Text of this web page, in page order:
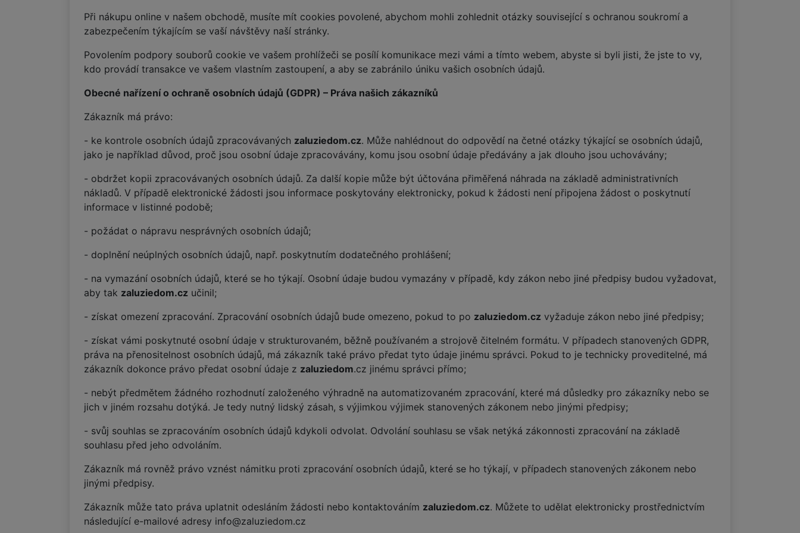
Při nákupu online v našem obchodě, musíte mít cookies povolené, abychom mohli zohlednit otázky související s ochranou soukromí a
zabezpečením týkajícím se vaší návštěvy naší stránky.
Povolením podpory souborů cookie ve vašem prohlížeči se posílí komunikace mezi vámi a tímto webem, abyste si byli jisti, že jste to vy,
kdo provádí transakce ve vašem vlastním zastoupení, a aby se zabránilo úniku vašich osobních údajů.
Obecné nařízení o ochraně osobních údajů (GDPR) – Práva našich zákazníků
Zákazník má právo:
- ke kontrole osobních údajů zpracovávaných zaluziedom.cz. Může nahlédnout do odpovědí na četné otázky týkající se osobních údajů,
jako je například důvod, proč jsou osobní údaje zpracovávány, komu jsou osobní údaje předávány a jak dlouho jsou uchovávány;
- obdržet kopii zpracovávaných osobních údajů. Za další kopie může být účtována přiměřená náhrada na základě administrativních
nákladů. V případě elektronické žádosti jsou informace poskytovány elektronicky, pokud k žádosti není připojena žádost o poskytnutí
informace v listinné podobě;
- požádat o nápravu nesprávných osobních údajů;
- doplnění neúplných osobních údajů, např. poskytnutím dodatečného prohlášení;
- na vymazání osobních údajů, které se ho týkají. Osobní údaje budou vymazány v případě, kdy zákon nebo jiné předpisy budou vyžadovat,
aby tak zaluziedom.cz učinil;
- získat omezení zpracování. Zpracování osobních údajů bude omezeno, pokud to po zaluziedom.cz vyžaduje zákon nebo jiné předpisy;
- získat vámi poskytnuté osobní údaje v strukturovaném, běžně používaném a strojově čitelném formátu. V případech stanovených GDPR,
práva na přenositelnost osobních údajů, má zákazník také právo předat tyto údaje jinému správci. Pokud to je technicky proveditelné, má
zákazník dokonce právo předat osobní údaje z zaluziedom.cz jinému správci přímo;
- nebýt předmětem žádného rozhodnutí založeného výhradně na automatizovaném zpracování, které má důsledky pro zákazníky nebo se
jich v jiném rozsahu dotýká. Je tedy nutný lidský zásah, s výjimkou výjimek stanovených zákonem nebo jinými předpisy;
- svůj souhlas se zpracováním osobních údajů kdykoli odvolat. Odvolání souhlasu se však netýká zákonnosti zpracování na základě
souhlasu před jeho odvoláním.
Zákazník má rovněž právo vznést námitku proti zpracování osobních údajů, které se ho týkají, v případech stanovených zákonem nebo
jinými předpisy.
Zákazník může tato práva uplatnit odesláním žádosti nebo kontaktováním zaluziedom.cz. Můžete to udělat elektronicky prostřednictvím
následující e-mailové adresy info@zaluziedom.cz